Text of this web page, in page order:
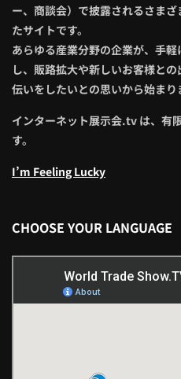
ー、商談会）で披露されるさま
たサイトです。
あらゆる産業分野の企業が、手
し、販路拡大や新しいお客様と
伝いをしたいとの思いから始まり
インターネット展示会.tv は、有
す。
I’m Feeling Lucky
CHOOSE YOUR LANGUAGE